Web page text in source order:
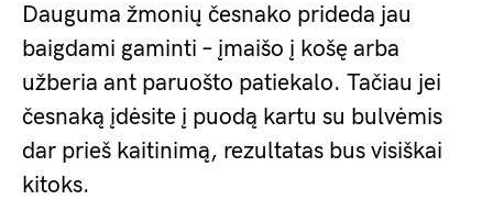
Dauguma žmonių česnako prideda jau
baigdami gaminti – įmaišo į košę arba
užberia ant paruošto patiekalo. Tačiau jei
česnaką įdėsite į puodą kartu su bulvėmis
dar prieš kaitinimą, rezultatas bus visiškai
kitoks.